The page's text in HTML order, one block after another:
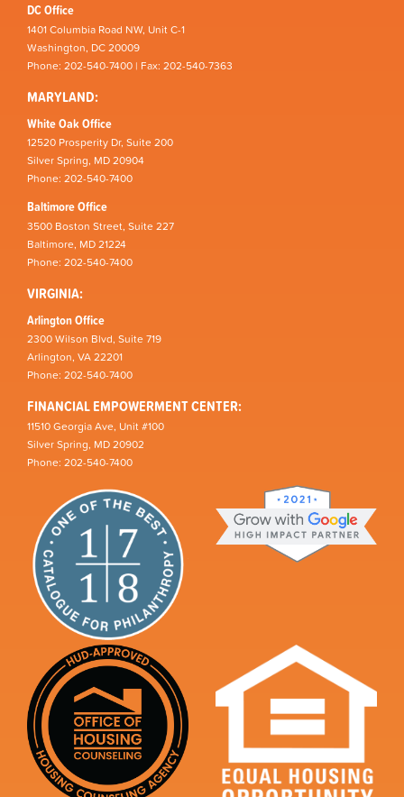
DC Office
1401 Columbia Road NW, Unit C-1
Washington, DC 20009
Phone: 202-540-7400 | Fax: 202-540-7363
MARYLAND:
White Oak Office
12520 Prosperity Dr, Suite 200
Silver Spring, MD 20904
Phone: 202-540-7400
Baltimore Office
3500 Boston Street, Suite 227
Baltimore, MD 21224
Phone: 202-540-7400
VIRGINIA:
Arlington Office
2300 Wilson Blvd, Suite 719
Arlington, VA 22201
Phone: 202-540-7400
FINANCIAL EMPOWERMENT CENTER:
11510 Georgia Ave, Unit #100
Silver Spring, MD 20902
Phone: 202-540-7400